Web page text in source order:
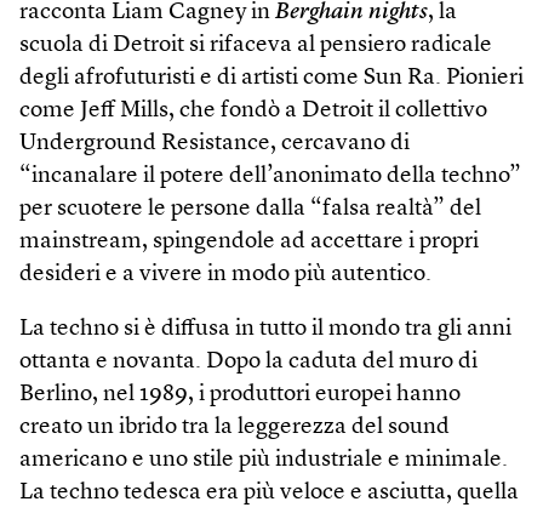
racconta Liam Cagney in Berghain nights, la
scuola di Detroit si rifaceva al pensiero radicale
degli afrofuturisti e di artisti come Sun Ra. Pionieri
come Jeff Mills, che fondò a Detroit il collettivo
Underground Resistance, cercavano di
“incanalare il potere dell’anonimato della techno”
per scuotere le persone dalla “falsa realtà” del
mainstream, spingendole ad accettare i propri
desideri e a vivere in modo più autentico.
La techno si è diffusa in tutto il mondo tra gli anni
ottanta e novanta. Dopo la caduta del muro di
Berlino, nel 1989, i produttori europei hanno
creato un ibrido tra la leggerezza del sound
americano e uno stile più industriale e minimale.
La techno tedesca era più veloce e asciutta, quella